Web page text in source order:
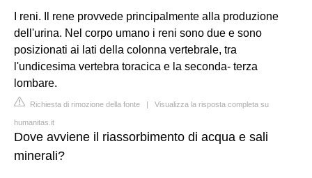
I reni. Il rene provvede principalmente alla produzione
dell'urina. Nel corpo umano i reni sono due e sono
posizionati ai lati della colonna vertebrale, tra
l'undicesima vertebra toracica e la seconda- terza
lombare.
Richiesta di rimozione della fonte | Visualizza la risposta completa su
humanitas.it
Dove avviene il riassorbimento di acqua e sali
minerali?